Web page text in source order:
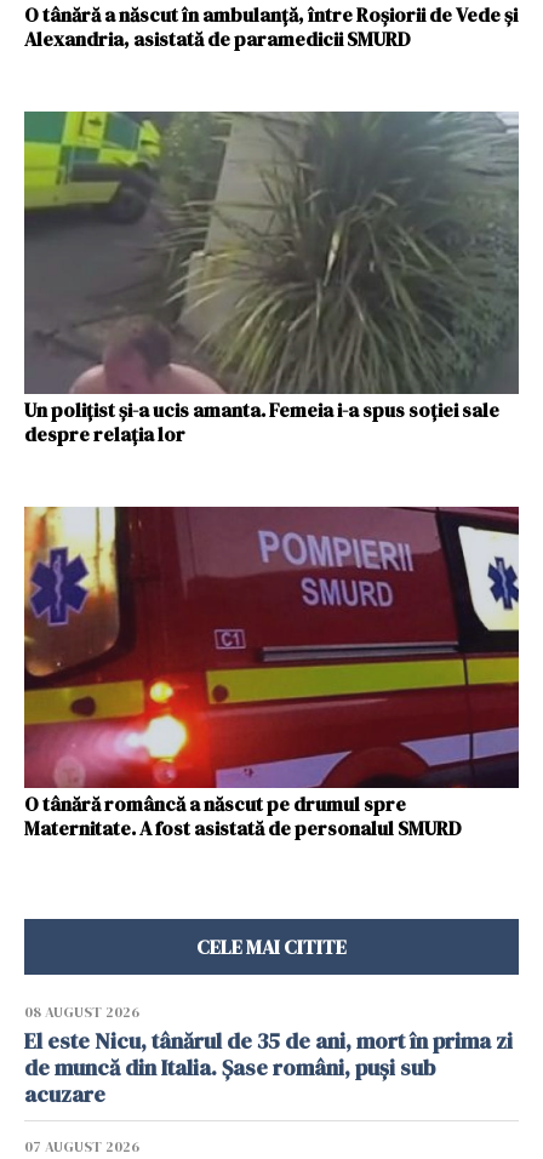
O tânără a născut în ambulanță, între Roșiorii de Vede și
Alexandria, asistată de paramedicii SMURD
Un polițist și-a ucis amanta. Femeia i-a spus soției sale
despre relația lor
O tânără româncă a născut pe drumul spre
Maternitate. A fost asistată de personalul SMURD
CELE MAI CITITE
08 AUGUST 2026
El este Nicu, tânărul de 35 de ani, mort în prima zi
de muncă din Italia. Șase români, puși sub
acuzare
07 AUGUST 2026